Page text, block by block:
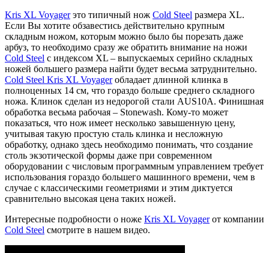
Kris XL Voyagerэто типичный нож Cold Steel размера XL.
Если Вы хотите обзавестись действительно крупным
складным ножом, которым можно было бы порезать даже
арбуз, то необходимо сразу же обратить внимание на ножи
Cold Steel с индексом XL – выпускаемых серийно складных
ножей большего размера найти будет весьма затруднительно.
Cold Steel Kris XL Voyagerобладает длинной клинка в
полноценных 14 см, что гораздо больше среднего складного
ножа. Клинок сделан из недорогой стали AUS10A. Финишная
обработка весьма рабочая – Stonewash. Кому-то может
показаться, что нож имеет несколько завышенную цену,
учитывая такую простую сталь клинка и несложную
обработку, однако здесь необходимо понимать, что создание
столь экзотической формы даже при современном
оборудовании с числовым программным управлением требует
использования гораздо большего машинного времени, чем в
случае с классическими геометриями и этим диктуется
сравнительно высокая цена таких ножей.
Интересные подробности о ноже Kris XL Voyagerот компании
Cold Steel смотрите в нашем видео.